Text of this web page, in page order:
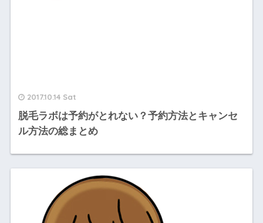
2017.10.14 Sat
脱毛ラボは予約がとれない？予約方法とキャンセ
ル方法の総まとめ